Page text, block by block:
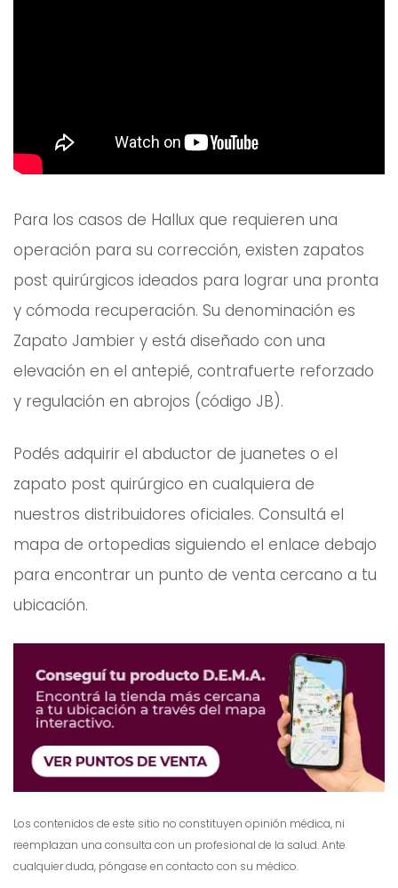
Para los casos de Hallux que requieren una
operación para su corrección, existen zapatos
post quirúrgicos ideados para lograr una pronta
y cómoda recuperación. Su denominación es
Zapato Jambier y está diseñado con una
elevación en el antepié, contrafuerte reforzado
y regulación en abrojos (código JB).
Podés adquirir el abductor de juanetes o el
zapato post quirúrgico en cualquiera de
nuestros distribuidores oficiales. Consultá el
mapa de ortopedias siguiendo el enlace debajo
para encontrar un punto de venta cercano a tu
ubicación.
Los contenidos de este sitio no constituyen opinión médica, ni
reemplazan una consulta con un profesional de la salud. Ante
cualquier duda, póngase en contacto con su médico.